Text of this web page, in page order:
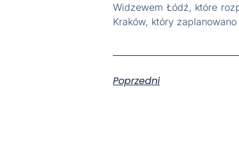
Widzewem Łódź, które
Kraków, który
Poprzedni